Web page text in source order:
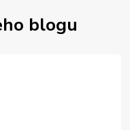
blogu